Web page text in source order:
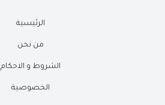
الرئيسية
من نحن
الشروط و الاحكام
الخصوصية